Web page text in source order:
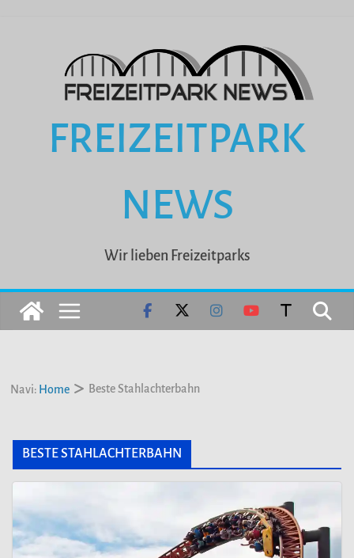
FREIZEITPARK
NEWS
Wir lieben Freizeitparks
Navi: Home Beste Stahlachterbahn
BESTE STAHLACHTERBAHN